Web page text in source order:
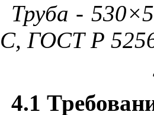
Труба -
С, ГОСТ Р
4.1